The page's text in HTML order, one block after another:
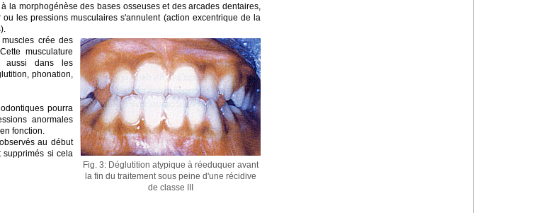
la morphogénèse des bases osseuses et des arcades dentaires,
les pressions musculaires s'annulent (action excentrique de la
Fig. 3: Déglutition atypique à réeduquer avant
la fin du traitement sous peine d'une récidive
de classe III
crée des
musculature
aussi dans les
phonation,
pourra
anormales
fonction.
au début
supprimés si cela